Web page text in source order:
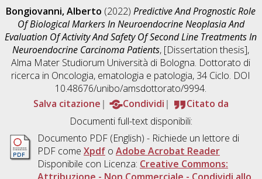
Bongiovanni, Alberto (2022)Predictive And Prognostic Role
Of Biological Markers In Neuroendocrine Neoplasia And
Evaluation Of Activity And Safety Of Second Line Treatments In
Neuroendocrine Carcinoma Patients, [Dissertation thesis],
Alma Mater Studiorum Università di Bologna. Dottorato di
ricerca in Oncologia, ematologia e patologia, 34 Ciclo. DOI
10.48676/unibo/amsdottorato/9994.
Salva citazione
Condividi
Citato da
Documenti full-text disponibili:
Documento PDF(English) - Richiede un lettore di
PDF come Xpdfo Adobe Acrobat Reader
Disponibile con Licenza: Creative Commons: